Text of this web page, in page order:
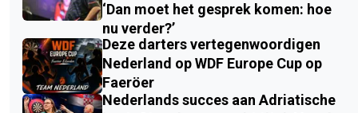
‘Dan moet het gesprek komen: hoe
nu verder?’
Deze darters vertegenwoordigen
Nederland op WDF Europe Cup op
Faeröer
Nederlands succes aan Adriatische